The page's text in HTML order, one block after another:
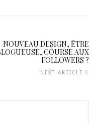
NOUVEAU DESIGN, ÊTRE
COURSE AUX
FOLLOWERS ?
NEXT ARTICLE